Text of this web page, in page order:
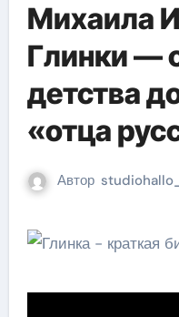
Михаила
Глинки —
детства
«отца
Автор